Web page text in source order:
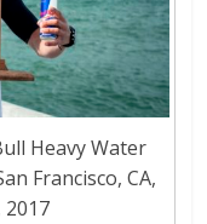
Heavy Water
Francisco, CA,
2017